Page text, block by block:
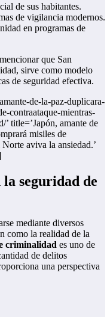
de sus habitantes.
de vigilancia modernos.
en programas de
que San
sirve como modelo
de seguridad efectiva.
de-la-paz-duplicara-
contraataque-mientras-
title=’Japón, amante de
misiles de
aviva la ansiedad.’
seguridad de
mediante diversos
como la realidad de la
criminalidad es uno de
de delitos
una perspectiva